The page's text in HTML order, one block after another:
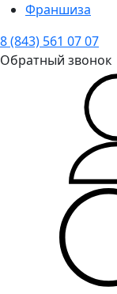
Франшиза
8 (843) 561 07 07
Обратный звонок